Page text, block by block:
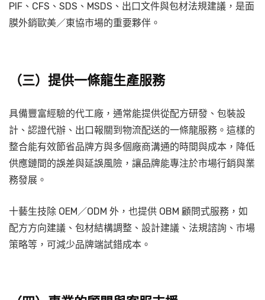
PIF、CFS、SDS、MSDS、出口文件與包材法規建議，是面
膜外銷歐美／東協市場的重要夥伴。
（三）提供一條龍生產服務
具備豐富經驗的代工廠，通常能提供從配方研發、包裝設
計、認證代辦、出口報關到物流配送的一條龍服務。這樣的
整合能有效節省品牌方與多個廠商溝通的時間與成本，降低
供應鏈間的誤差與延誤風險，讓品牌能專注於市場行銷與業
務發展。
十藝生技除 OEM／ODM 外，也提供 OBM 顧問式服務，如
配方方向建議、包材結構調整、設計建議、法規諮詢、市場
策略等，可減少品牌端試錯成本。